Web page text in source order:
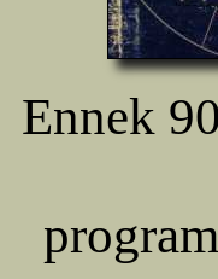
Ennek